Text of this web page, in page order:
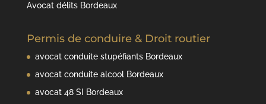
Avocat délits Bordeaux
Permis de conduire & Droit routier
avocat conduite stupéfiants Bordeaux
avocat conduite alcool Bordeaux
avocat 48 SI Bordeaux